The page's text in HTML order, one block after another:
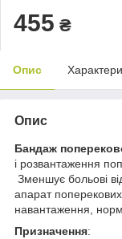
455 ₴
Опис
Опис
Бандаж
і розвантаження
Зменшує больові
апарат
навантаження,
Призначення: